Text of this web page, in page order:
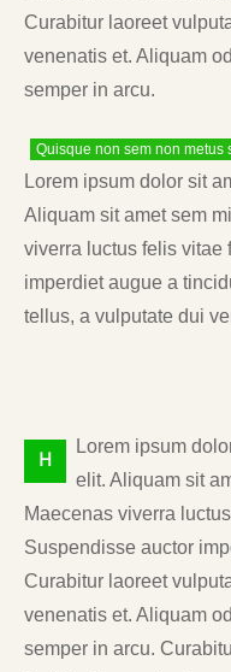
Curabitur laoreet
venenatis et. Aliquam
semper in arcu.
Quisque non sem non metus
Lorem ipsum dolor sit
Aliquam sit amet sem
viverra luctus felis vitae
imperdiet augue a
tellus, a vulputate dui
H
Lorem ipsum
elit. Aliquam sit
Maecenas viverra
Suspendisse auctor
Curabitur laoreet
venenatis et. Aliquam
semper in arcu.